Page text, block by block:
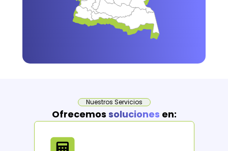
Nuestros Servicios
Ofrecemos soluciones en: